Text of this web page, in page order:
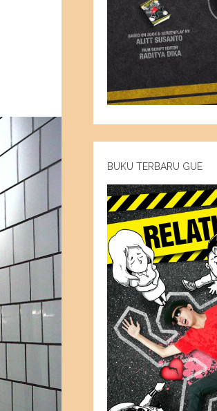
BUKU TERBARU GUE